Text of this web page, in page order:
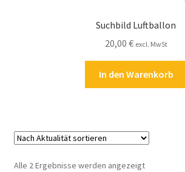
Widerrufsbelehrung
Zahlungsarten
Suchbild Luftballon
20,00 € excl. MwSt
In den Warenkorb
Alle 2 Ergebnisse werden angezeigtNach